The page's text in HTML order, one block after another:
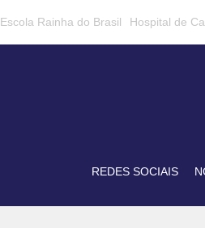
Escola Rainha do Brasil Hospital de
REDES SOCIAIS